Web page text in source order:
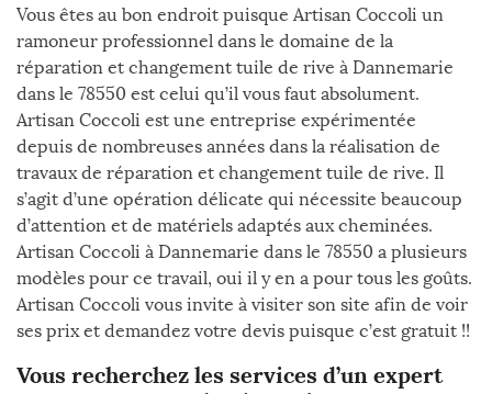
Vous êtes au bon endroit puisque Artisan Coccoli un
ramoneur professionnel dans le domaine de la
réparation et changement tuile de rive à Dannemarie
dans le 78550 est celui qu’il vous faut absolument.
Artisan Coccoli est une entreprise expérimentée
depuis de nombreuses années dans la réalisation de
travaux de réparation et changement tuile de rive. Il
s’agit d’une opération délicate qui nécessite beaucoup
d’attention et de matériels adaptés aux cheminées.
Artisan Coccoli à Dannemarie dans le 78550 a plusieurs
modèles pour ce travail, oui il y en a pour tous les goûts.
Artisan Coccoli vous invite à visiter son site afin de voir
ses prix et demandez votre devis puisque c’est gratuit !!
Vous recherchez les services d’un expert